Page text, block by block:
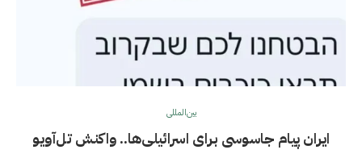
بین‌المللی
ایران پیام جاسوسی برای اسرائیلی‌ها.. واکنش تل‌آویو